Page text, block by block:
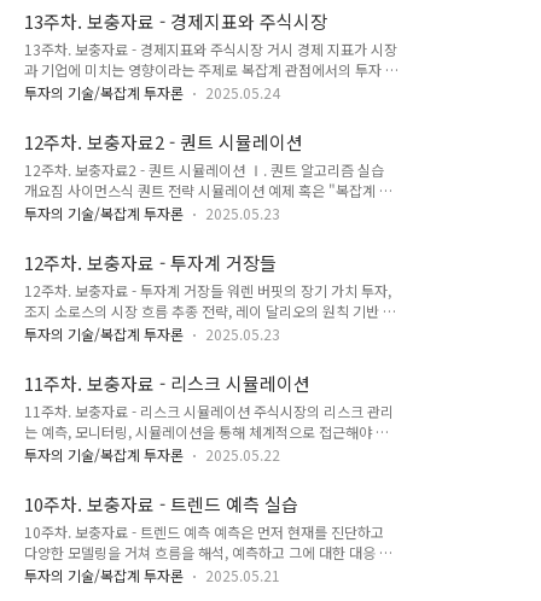
투자 철학과 전략을 정립"하고 이를 실천 가능한 로드맵으로 구
체화 합니다.그리고, ..
표, 기간, 자금 규모를 고려해 자산 배분과 투자 상품을 선택하는
맞춤형 투자 전략을 수립해야 좋은 성과를 낼 수 있습니다. 이 강
의는 투자자의 개인적 특성이 투자 결정에 어떻게 영향을 미치는
지를 구조화해서 이해하고, 개인 맞춤형 투자 전략을 수립하는
데 초점을 둡니다.✅ 전체 로드맵 개요아래는 학습 목적에 맞춘
전 적용 흐름으로 구성되어 있습니다.단계학습 주제주요 학습 내
용실습 및 도구..
13주차. 보충자료 - 경제지표와 주식시장
13주차. 보충자료 - 경제지표와 주식시장 거시 경제 지표가 시장
과 기업에 미치는 영향이라는 주제로 복잡계 관점에서의 투자 인
사이트를 심층적으로 도출할 수 있도록 투자 심리, 시스템 사고,
가지 핵심 이해를 체계적으로 학습하고 연결지을 수 있도록 설계
한 3단계 로드맵입니다: 단계핵심 주제학습 초점산출물1단계거
시 지표의 기초와 수집주요 지표의 의미, 시장에 미치는 심리적/
기초적 영향데이터셋, 지표 해석 노트2단계시스템 사고를 통한
구조적 인식거시경제 ↔ 시장 ↔ 기업 간의 순환 고리 구조화
의 해석과 예측 적용법괘 해석 가이드, 시나리오 리포트 📘 1단
계: 주요 거시경제 지표의 ..
투자의 기술/복잡계 투자론 2025.05.24
12주차. 보충자료2 - 퀀트 시뮬레이션
12주차. 보충자료2 - 퀀트 시뮬레이션 Ⅰ. 퀀트 알고리즘 실습
개요짐 사이먼스식 퀀트 전략 시뮬레이션 예제 혹은 "복잡계 기
반 투자 알고리즘 설계 실습"을 위한 설계안은 아래와 같은 5단
로 연결하며, 시스템 사고, 복잡계 분석, 주역적 통찰을 통합하는
방향으로 설계합니다.아래 단계별 상세 설계 목표는 구현을 위한
최종적인 목표를 제시한 것으로, 제공되는 알고리즘 코드는 개념
이해를 위한 단순화 버전입니다. 실습을 통하여 설계된 목표를
스스로 완성해 나가길 바랍니다. 📘 전체 구성안 요약1단계복잡
계 조건 등)을 금융시장에 연결2단계시장의 패턴 구조 탐색시계
열 데이터의 프랙털적 특..
투자의 기술/복잡계 투자론 2025.05.23
12주차. 보충자료 - 투자계 거장들
12주차. 보충자료 - 투자계 거장들 워렌 버핏의 장기 가치 투자,
조지 소로스의 시장 흐름 추종 전략, 레이 달리오의 원칙 기반 투
자, 짐 사이먼스의 퀀트 알고리즘 투자 등 투자계의 거장들에 대
보고 자신의 투자 전략에 적용할 수 있는 시사점을 도출해 볼수
있는지 탐구합니다: 📘 Ⅰ. 워렌 버핏의 장기 가치 투자"성공이
란 단순함과 인내의 반복이다."1. ✨ 코카콜라 한 잔, 10억 달러
의 통찰1988년, 미국 증시는 블랙먼데이의 충격에서 회복되지
못한 채 불안정한 흐름을 이어가고 있었습니다. 월가의 대다수는
버핏은 아무도 주목하지 않던 기업에 집중하고 있었습니다.그가
선택한 기업..
투자의 기술/복잡계 투자론 2025.05.23
11주차. 보충자료 - 리스크 시뮬레이션
11주차. 보충자료 - 리스크 시뮬레이션 주식시장의 리스크 관리
는 예측, 모니터링, 시뮬레이션을 통해 체계적으로 접근해야 합
니다. 몬테카를로 시뮬레이션을 활용해 다양한 가격 변동 시나리
성을 예측함으로써 리스크를 정량화할 수 있습니다. 또한 실시간
데이터 모니터링과 스트레스 테스트를 통해 급격한 시장 변동성
에 대비하며, 포트폴리오 다각화와 헤지 전략(옵션, 선물 등)으로
리스크를 분산시킵니다. 이러한 통합적 접근은 투자 자본 보호와
안정적 수익 창출의 핵심이 됩니다.🧾 [v0.0] 리스크 관리 시뮬
투자의 기술/복잡계 투자론 2025.05.22
10주차. 보충자료 - 트렌드 예측 실습
10주차. 보충자료 - 트렌드 예측 예측은 먼저 현재를 진단하고
다양한 모델링을 거쳐 흐름을 해석, 예측하고 그에 대한 대응 전
략을 마련하는 순서로 실전과 이론이 균형을 이룰 수 있도록 진
투자의 기술/복잡계 투자론 2025.05.21